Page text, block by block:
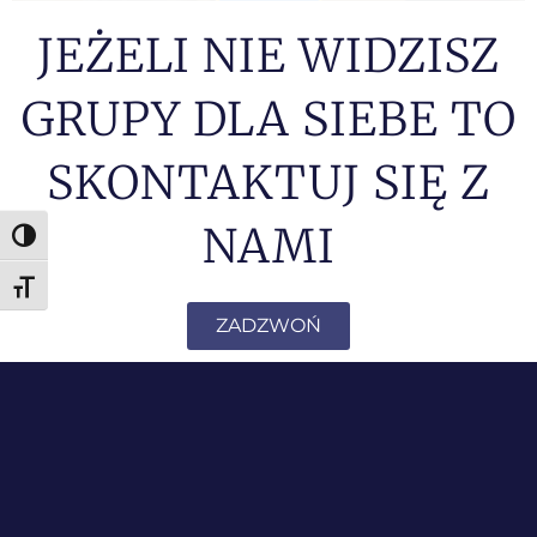
Toggle High Contrast
Toggle Font size
JEŻELI NIE WIDZISZ
GRUPY DLA SIEBE TO
SKONTAKTUJ SIĘ Z
NAMI
ZADZWOŃ